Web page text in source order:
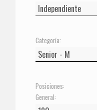
Categoría:
Posiciones:
General: